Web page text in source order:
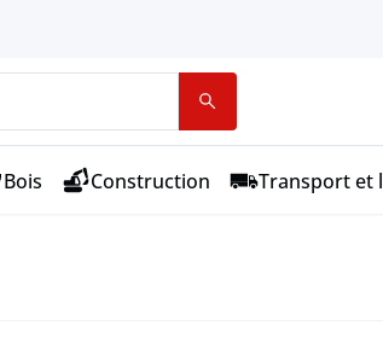
Bois Construction Transport et